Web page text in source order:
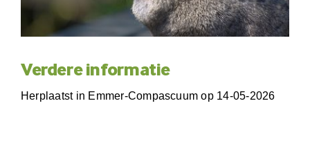
Verdere informatie
Herplaatst in Emmer-Compascuum op 14-05-2026